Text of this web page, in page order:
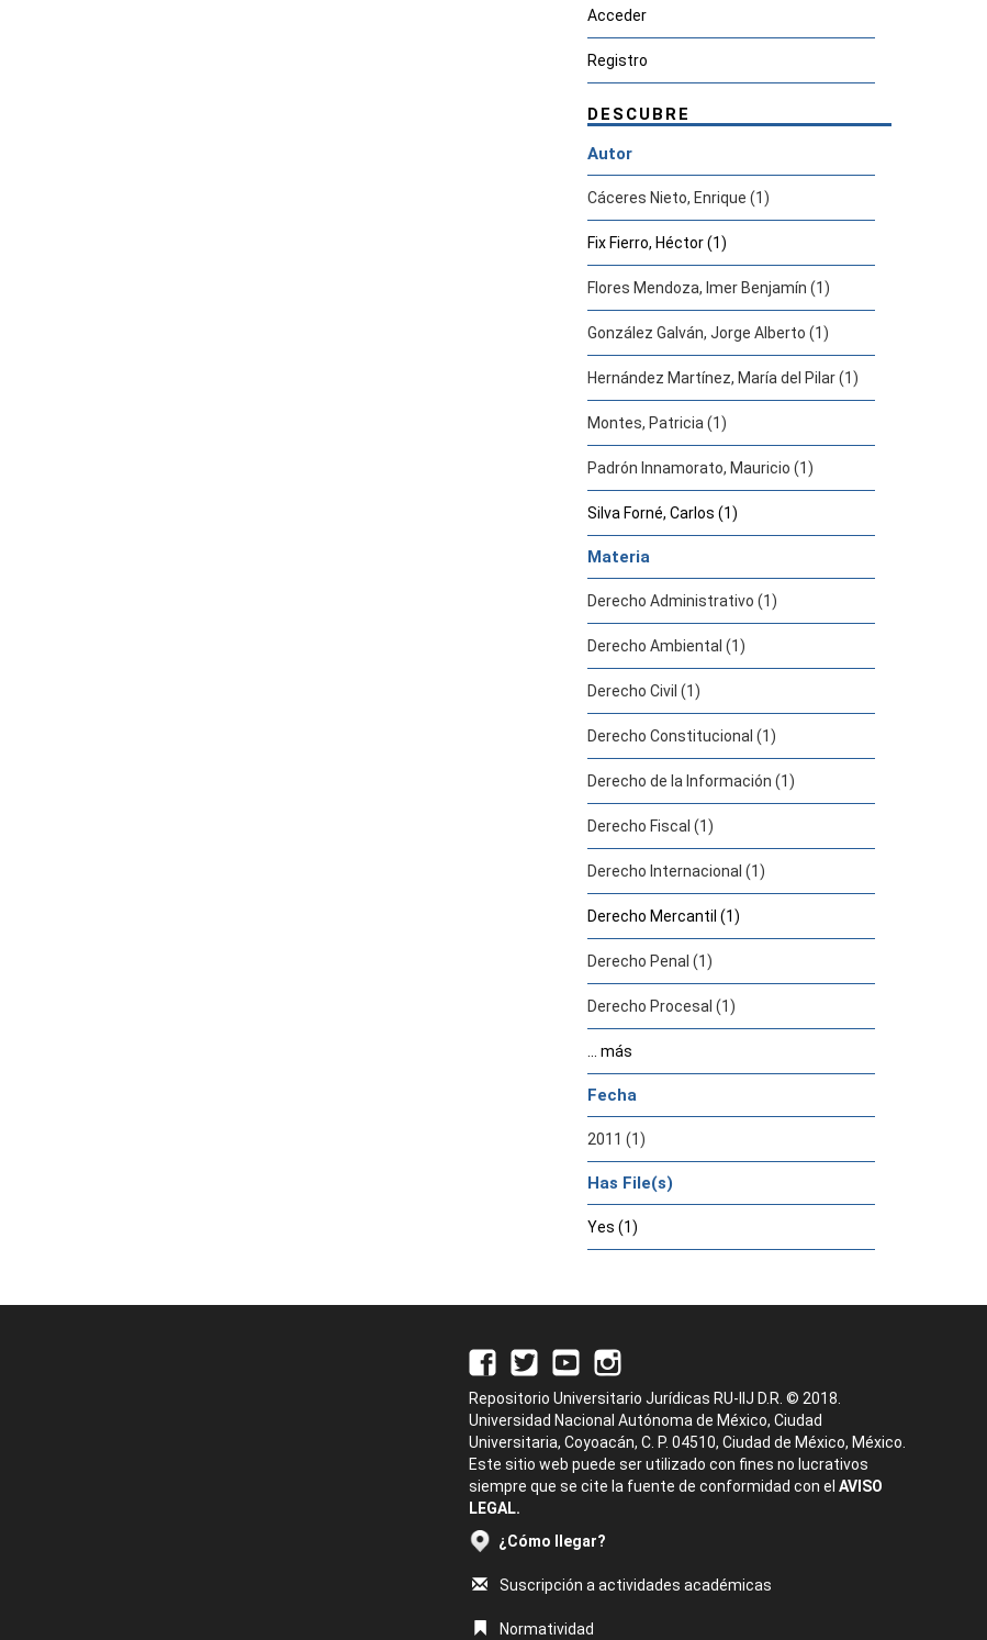
Acceder
Registro
DESCUBRE
Autor
Cáceres Nieto, Enrique (1)
Fix Fierro, Héctor (1)
Flores Mendoza, Imer Benjamín (1)
González Galván, Jorge Alberto (1)
Hernández Martínez, María del Pilar (1)
Montes, Patricia (1)
Padrón Innamorato, Mauricio (1)
Silva Forné, Carlos (1)
Materia
Derecho Administrativo (1)
Derecho Ambiental (1)
Derecho Civil (1)
Derecho Constitucional (1)
Derecho de la Información (1)
Derecho Fiscal (1)
Derecho Internacional (1)
Derecho Mercantil (1)
Derecho Penal (1)
Derecho Procesal (1)
... más
Fecha
2011 (1)
Has File(s)
Yes (1)
Repositorio Universitario Jurídicas RU-IIJ D.R. © 2018.
Universidad Nacional Autónoma de México, Ciudad
Universitaria, Coyoacán, C. P. 04510, Ciudad de México, México.
Este sitio web puede ser utilizado con fines no lucrativos
siempre que se cite la fuente de conformidad con el AVISO
LEGAL.
¿Cómo llegar?
Suscripción a actividades académicas
Normatividad